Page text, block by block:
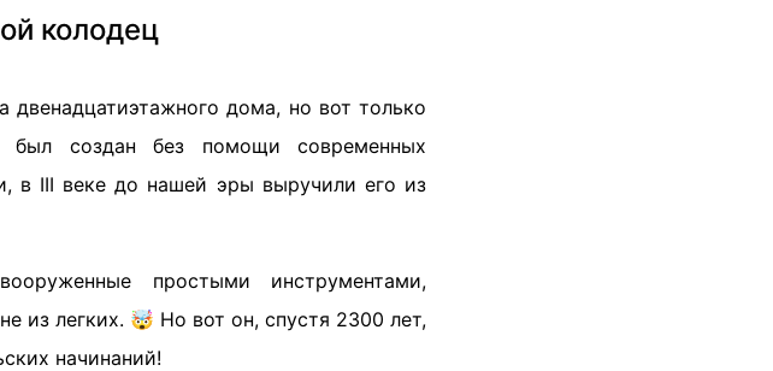
колодец
двенадцатиэтажного дома, но вот только
был создан без помощи современных
в III веке до нашей эры выручили его из
простыми инструментами,
из легких. 🤯 Но вот он, спустя 2300 лет,
начинаний!